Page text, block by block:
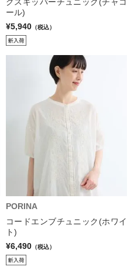
ール)
¥5,940 （税込）
PORINA
コードエンブチュニック(ホワイ
ト)
¥6,490 （税込）